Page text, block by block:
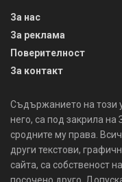
За нас
За реклама
Поверителност
За контакт
Съдържанието на този
него, са под закрила на
сродните му права.
други текстови,
сайта, са собственост
посочено друго.